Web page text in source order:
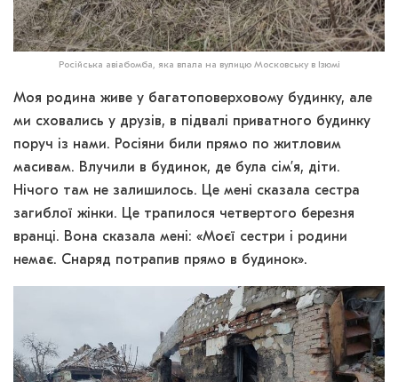
Російська авіабомба, яка впала на вулицю Московську в Ізюмі
Моя родина живе у багатоповерховому будинку, але
ми сховались у друзів, в підвалі приватного будинку
поруч із нами. Росіяни били прямо по житловим
масивам. Влучили в будинок, де була сім’я, діти.
Нічого там не залишилось. Це мені сказала сестра
загиблої жінки. Це трапилося четвертого березня
вранці. Вона сказала мені: «Моєї сестри і родини
немає. Снаряд потрапив прямо в будинок».